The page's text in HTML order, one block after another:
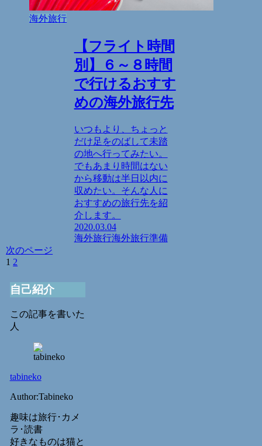
海外旅行
【フライト時間
別】６～８時間
で行けるおすす
めの海外旅行先
いつもより、ちょっと
だけ足をのばして未踏
の地へ行ってみたい。
でもあまり時間はない
から移動は半日以内に
収めたい。そんな人に
おすすめの旅行先を紹
介します。
2020.03.04
海外旅行海外旅行準備
次のページ
1 2
自己紹介
この記事を書いた
人
tabineko
Author:Tabineko
趣味は旅行･カメ
ラ･読書
好きなものは猫と